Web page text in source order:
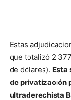
Estas
que totalizó
de dólares). Esta
de privatización
ultraderechista